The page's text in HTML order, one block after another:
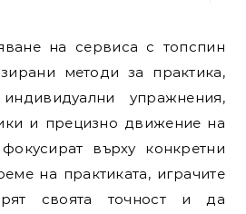
методи за практика,
упражнения,
и прецизно движение на
върху конкретни
на практиката, играчите
своята точност и да